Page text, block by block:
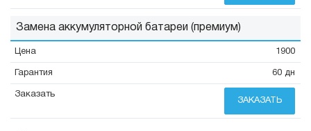
Замена аккумуляторной батареи (премиум)
1900
60 дн
ЗАКАЗАТЬ